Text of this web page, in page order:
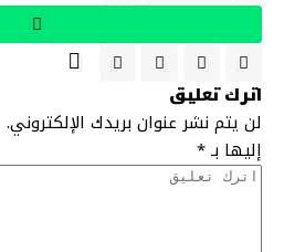
اترك تعليق
لن يتم نشر عنوان بريدك الإلكتروني.
إليها بـ*